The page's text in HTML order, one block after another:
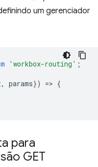
um gerenciador
'workbox-routing' ;
, params}) => {
para
GET